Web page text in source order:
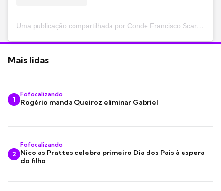
Uma publicação compartilhada por Conde Francisco Scarpa Filho (@conde_chiquinho_scarpa)
Mais lidas
1
Fofocalizando
Rogério manda Queiroz eliminar Gabriel
2
Fofocalizando
Nicolas Prattes celebra primeiro Dia dos Pais à espera
do filho